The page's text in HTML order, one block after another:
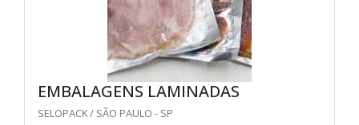
EMBALAGENS LAMINADAS
SELOPACK / SÃO PAULO - SP